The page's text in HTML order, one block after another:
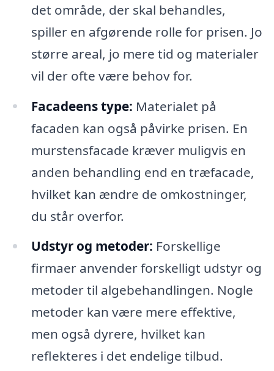
det område, der skal behandles,
spiller en afgørende rolle for prisen. Jo
større areal, jo mere tid og materialer
vil der ofte være behov for.
Facadeens type: Materialet på
facaden kan også påvirke prisen. En
murstensfacade kræver muligvis en
anden behandling end en træfacade,
hvilket kan ændre de omkostninger,
du står overfor.
Udstyr og metoder: Forskellige
firmaer anvender forskelligt udstyr og
metoder til algebehandlingen. Nogle
metoder kan være mere effektive,
men også dyrere, hvilket kan
reflekteres i det endelige tilbud.